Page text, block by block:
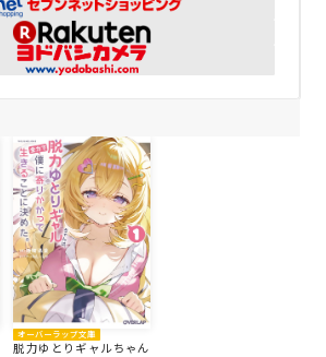
オーバーラップ文庫
脱力ゆとりギャルちゃん